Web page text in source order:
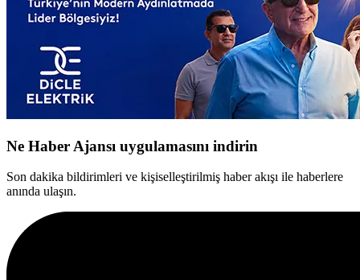
Ne Haber Ajansı uygulamasını indirin
Son dakika bildirimleri ve kişiselleştirilmiş haber akışı ile haberlere
anında ulaşın.